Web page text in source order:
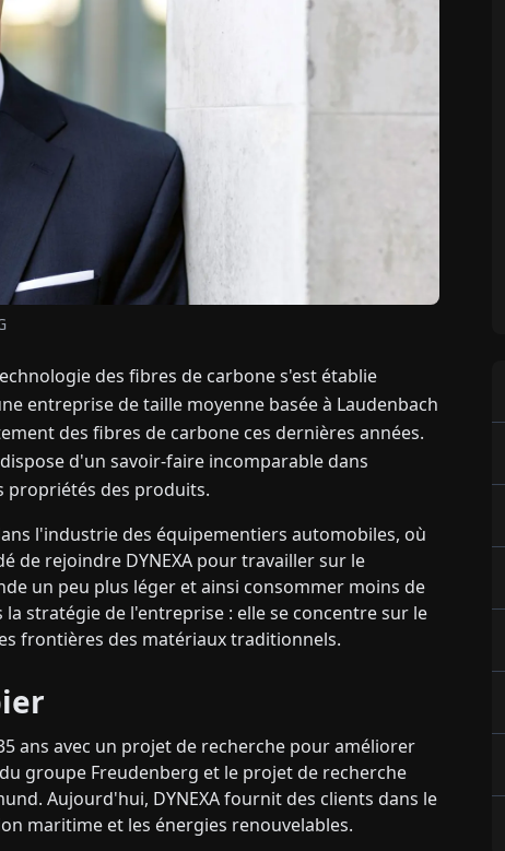
des fibres de carbone s'est établie
entreprise de taille moyenne basée à Laudenbach
des fibres de carbone ces dernières années.
d'un savoir-faire incomparable dans
propriétés des produits.
l'industrie des équipementiers automobiles, où
de rejoindre DYNEXA pour travailler sur le
un peu plus léger et ainsi consommer moins de
stratégie de l'entreprise : elle se concentre sur le
frontières des matériaux traditionnels.
ans avec un projet de recherche pour améliorer
groupe Freudenberg et le projet de recherche
Aujourd'hui, DYNEXA fournit des clients dans le
maritime et les énergies renouvelables.